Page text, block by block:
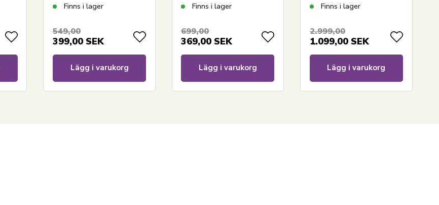
Tekstil
Finns i lager
549,00
399,00 SEK
Lägg i varukorg
madrasskydd i 100%
Finns i lager
699,00
369,00 SEK
Lägg i varukorg
helårstäcke - 140x200
Finns i lager
2.999,00
1.099,00 SEK
Lägg i varukorg